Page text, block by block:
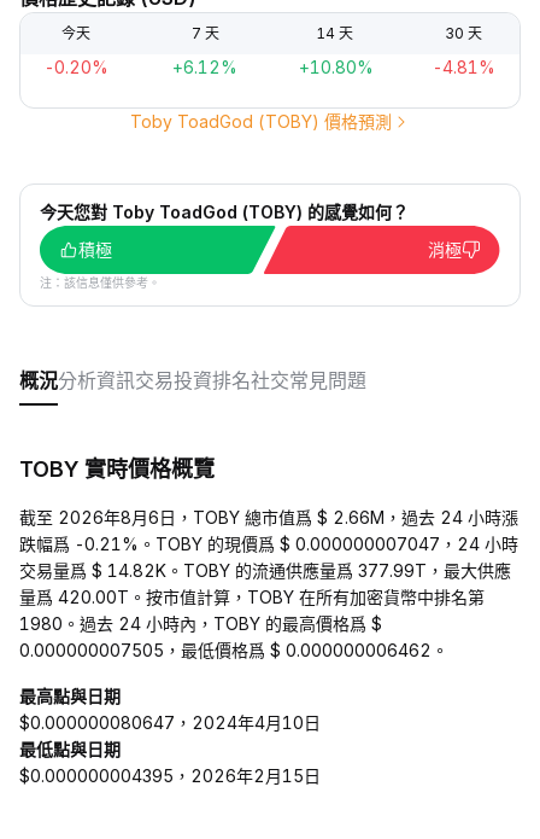
今天 7 天 14 天 30 天
-0.20% +6.12% +10.80% -4.81%
Toby ToadGod (TOBY) 價格預測
今天您對 Toby ToadGod (TOBY) 的感覺如何？
積極
消極
注：該信息僅供參考。
概況分析資訊交易投資排名社交常見問題
TOBY 實時價格概覽
截至 2026年8月6日，TOBY 總市值爲 $ 2.66M，過去 24 小時漲
跌幅爲 -0.21%。TOBY 的現價爲 $ 0.000000007047，24 小時
交易量爲 $ 14.82K。TOBY 的流通供應量爲 377.99T，最大供應
量爲 420.00T。按市值計算，TOBY 在所有加密貨幣中排名第
1980。過去 24 小時內，TOBY 的最高價格爲 $
0.000000007505，最低價格爲 $ 0.000000006462。
最高點與日期
$0.000000080647，2024年4月10日
最低點與日期
$0.000000004395，2026年2月15日